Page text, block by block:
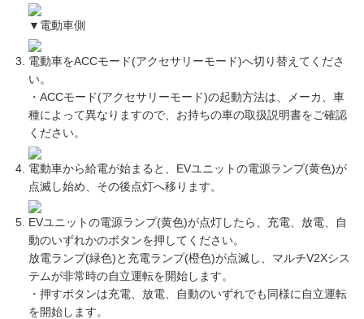
▼電動車側
電動車をACCモード(アクセサリーモード)へ切り替えてくださ
い。
・ACCモード(アクセサリーモード)の起動方法は、メーカ、車
種によって異なりますので、お持ちの車の取扱説明書をご確認
ください。
電動車から給電が始まると、EVユニットの電源ランプ(黄色)が
点滅し始め、その後点灯へ移ります。
EVユニットの電源ランプ(黄色)が点灯したら、充電、放電、自
動のいずれかのボタンを押してください。
放電ランプ(緑色)と充電ランプ(橙色)が点滅し、マルチV2Xシス
テムが非常時の自立運転を開始します。
・押すボタンは充電、放電、自動のいずれでも同様に自立運転
を開始します。